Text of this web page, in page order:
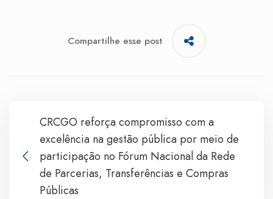
Compartilhe esse post
CRCGO reforça compromisso com a
excelência na gestão pública por meio de
participação no Fórum Nacional da Rede
de Parcerias, Transferências e Compras
Públicas